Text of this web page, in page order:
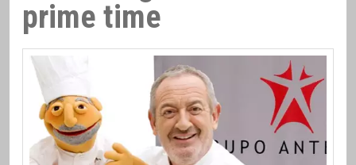
prime time